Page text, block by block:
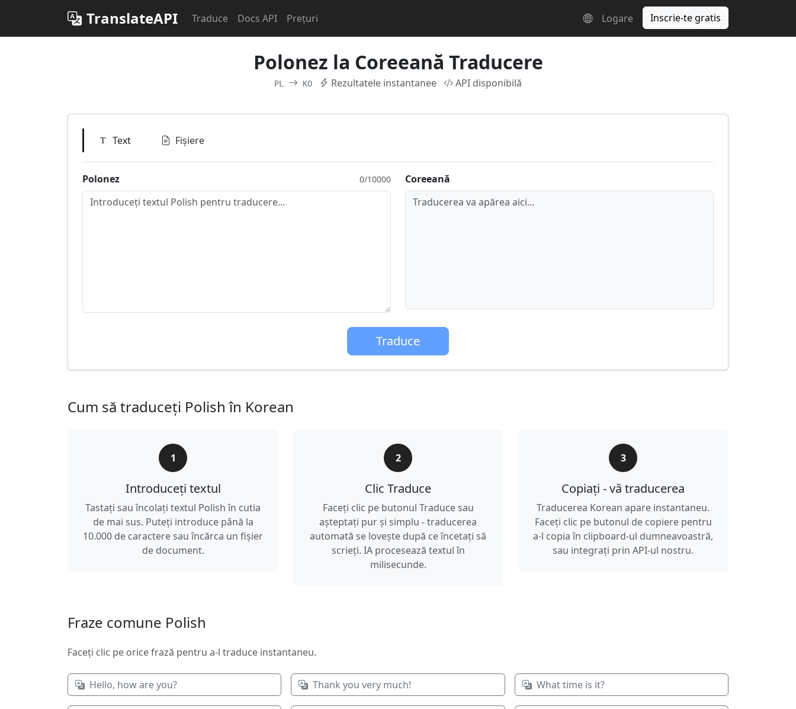
TranslateAPI Traduce Docs API Prețuri Logare Inscrie-te gratis
Polonez la Coreeană Traducere
PL KO Rezultatele instantanee API disponibilă
Text Fișiere
Polonez 0/10000
Coreeană
Traducerea va apărea aici...
Traduce
Cum să traduceți Polish în Korean
1
Introduceți textul
Tastați sau încolați textul Polish în cutia
de mai sus. Puteți introduce până la
10.000 de caractere sau încărca un fișier
de document.
2
Clic Traduce
Faceți clic pe butonul Traduce sau
așteptați pur și simplu - traducerea
automată se lovește după ce încetați să
scrieți. IA procesează textul în
milisecunde.
3
Copiați - vă traducerea
Traducerea Korean apare instantaneu.
Faceți clic pe butonul de copiere pentru
a-l copia în clipboard-ul dumneavoastră,
sau integrați prin API-ul nostru.
Fraze comune Polish
Faceți clic pe orice frază pentru a-l traduce instantaneu.
Hello, how are you? Thank you very much! What time is it?